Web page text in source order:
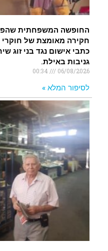
החופשה המשפחתית
כתבי אישום נגד בני זוג
גניבות באילת.
06/08/2026
לסיפור המלא »